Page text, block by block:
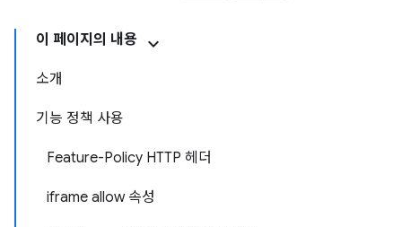
이 페이지의 내용
소개
기능 정책 사용
Feature-Policy HTTP 헤더
iframe allow 속성